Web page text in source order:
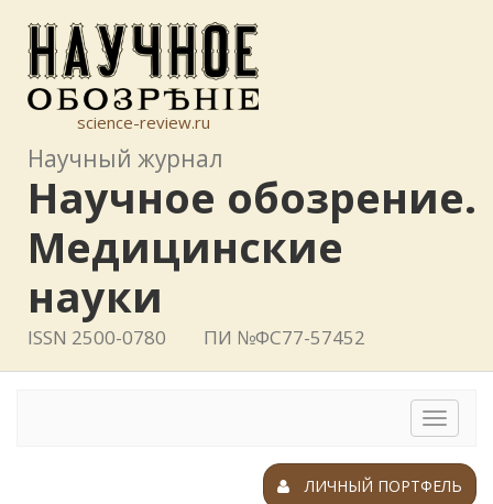
science-review.ru
Научный журнал
Научное обозрение.
Медицинские
науки
ISSN 2500-0780 ПИ №ФС77-57452
Toggle
ЛИЧНЫЙ ПОРТФЕЛЬ